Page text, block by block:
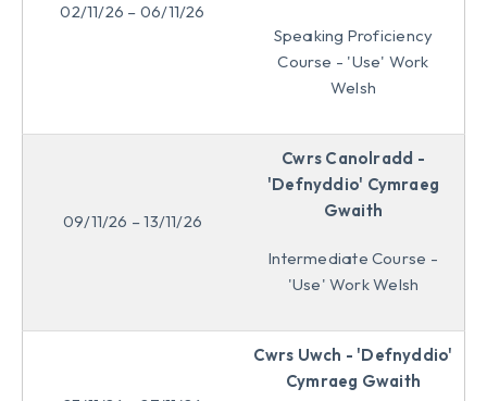
02/11/26 – 06/11/26
Speaking Proficiency
Course - 'Use' Work
Welsh
09/11/26 – 13/11/26
Cwrs Canolradd -
'Defnyddio' Cymraeg
Gwaith
Intermediate Course -
'Use' Work Welsh
Cwrs Uwch - 'Defnyddio'
Cymraeg Gwaith